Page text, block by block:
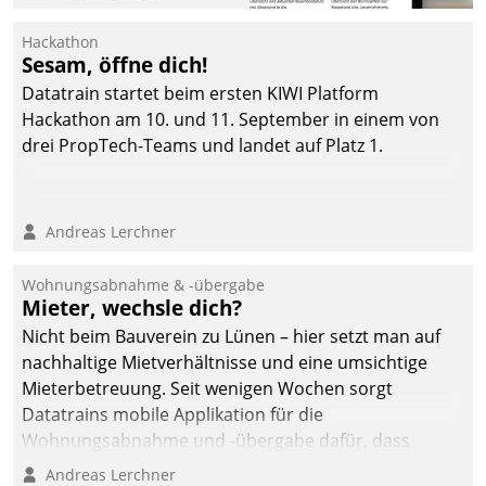
Ressort Kapitalanlage für
künftige Aufgaben und
Herausforderungen
gerüstet.
Hackathon
Sesam, öffne dich!
Datatrain startet beim ersten KIWI Platform
Hackathon am 10. und 11. September in einem von
drei PropTech-Teams und landet auf Platz 1.
Andreas Lerchner
Wohnungsabnahme & -übergabe
Mieter, wechsle dich?
Nicht beim Bauverein zu Lünen – hier setzt man auf
nachhaltige Mietverhältnisse und eine umsichtige
Mieterbetreuung. Seit wenigen Wochen sorgt
Datatrains mobile Applikation für die
Wohnungsabnahme und -übergabe dafür, dass
Mieter wohlgeordnet kommen und, so es sein muss,
Andreas Lerchner